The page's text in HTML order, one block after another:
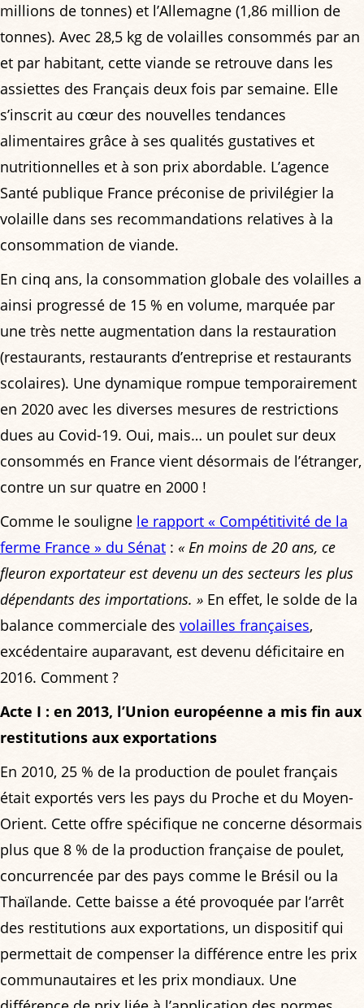
millions de tonnes) et l’Allemagne (1,86 million de
tonnes). Avec 28,5 kg de volailles consommés par an
et par habitant, cette viande se retrouve dans les
assiettes des Français deux fois par semaine. Elle
s’inscrit au cœur des nouvelles tendances
alimentaires grâce à ses qualités gustatives et
nutritionnelles et à son prix abordable. L’agence
Santé publique France préconise de privilégier la
volaille dans ses recommandations relatives à la
consommation de viande.
En cinq ans, la consommation globale des volailles a
ainsi progressé de 15 % en volume, marquée par
une très nette augmentation dans la restauration
(restaurants, restaurants d’entreprise et restaurants
scolaires). Une dynamique rompue temporairement
en 2020 avec les diverses mesures de restrictions
dues au Covid-19. Oui, mais… un poulet sur deux
consommés en France vient désormais de l’étranger,
contre un sur quatre en 2000 !
Comme le souligne le rapport « Compétitivité de la
ferme France » du Sénat : « En moins de 20 ans, ce
fleuron exportateur est devenu un des secteurs les plus
dépendants des importations. » En effet, le solde de la
balance commerciale des volailles françaises,
excédentaire auparavant, est devenu déficitaire en
2016. Comment ?
Acte I : en 2013, l’Union européenne a mis fin aux
restitutions aux exportations
En 2010, 25 % de la production de poulet français
était exportés vers les pays du Proche et du Moyen-
Orient. Cette offre spécifique ne concerne désormais
plus que 8 % de la production française de poulet,
concurrencée par des pays comme le Brésil ou la
Thaïlande. Cette baisse a été provoquée par l’arrêt
des restitutions aux exportations, un dispositif qui
permettait de compenser la différence entre les prix
communautaires et les prix mondiaux. Une